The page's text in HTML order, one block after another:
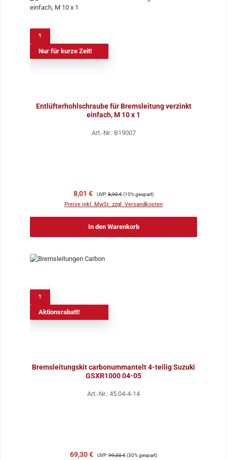
Nur für kurze Zeit!
Entlüfterhohlschraube für Bremsleitung verzinkt
einfach, M 10 x 1
Art.-Nr.: B19007
Verkaufspreis:
8,01 € Regulärer Preis:
UVP:8,90 €(10% gespart)
Preise inkl. MwSt. zzgl. Versandkosten
In den Warenkorb
Aktionsrabatt!
Bremsleitungskit carbonummantelt 4-teilig Suzuki
GSXR1000 04-05
Art.-Nr.: 45.04-4-14
Verkaufspreis:
69,30 € Regulärer Preis:
UVP:99,00 €(30% gespart)